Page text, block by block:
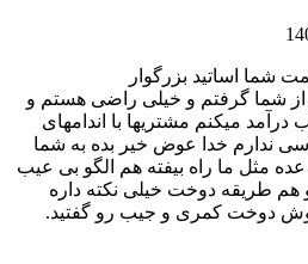
شما اساتید بزرگوار
از شما گرفتم و خیلی راضی هستم و
میکنم مشتریها با اندامهای
ندارم خدا عوض خیر بده به شما
مثل ما راه بیفته هم الگو بی عیب
هم طریقه دوخت خیلی نکته داره
دوخت کمری و جیب رو گفتید.